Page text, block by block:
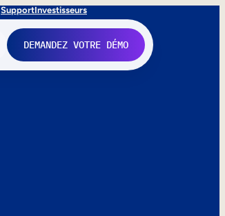
SupportInvestisseurs
DEMANDEZ VOTRE DÉMO